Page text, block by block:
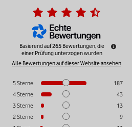
Basierend auf265 Bewertungen, die
einer Prüfung unterzogen wurden
Alle Bewertungen auf dieser Website ansehen
5Sterne
187
4Sterne
43
3Sterne
13
2Sterne
9